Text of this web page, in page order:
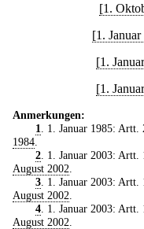
[1.
[1.
[1.
[1.
Anmerkungen:
1
. 1. Januar 1985:
1984
2. 1. Januar 2003: Artt.
August 2002
3. 1. Januar 2003: Artt.
August 2002
4. 1. Januar 2003: Artt.
August 2002